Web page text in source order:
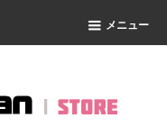
メニュー